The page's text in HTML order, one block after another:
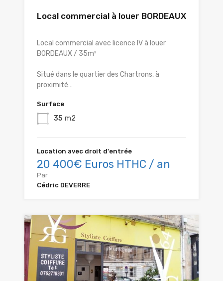
Local commercial à louer BORDEAUX
Local commercial avec licence IV à louer
BORDEAUX / 35m²
Situé dans le quartier des Chartrons, à
proximité…
Surface
35 m2
Location avec droit d'entrée
20 400€ Euros HTHC / an
Par
Cédric DEVERRE